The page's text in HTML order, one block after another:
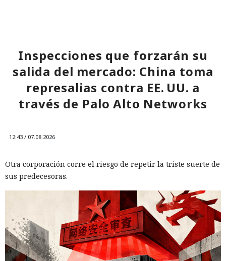
Inspecciones que forzarán su
salida del mercado: China toma
represalias contra EE. UU. a
través de Palo Alto Networks
12:43 / 07.08.2026
Otra corporación corre el riesgo de repetir la triste suerte de
sus predecesoras.